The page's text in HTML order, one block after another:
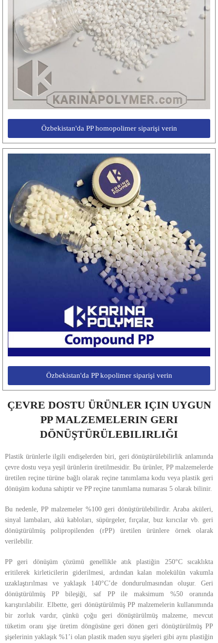
Özbekistan'da PP homopolimer siparişi verin
Özbekistan'da PP kopolimer siparişi verin
ÇEVRE DOSTU ÜRÜNLER IÇIN UYGUN
PP MALZEMELERIN GERI
DÖNÜŞTÜRÜLEBILIRLIĞI
Plastik ürünlerle ilgili endişelerden biri, geri dönüştürülebilirlik anlamında
çevre dostu veya yeşil ürünlerin üretilmesidir. Bu ürünler, PP malzemelerde
üretilen reçine türüne bağlı olarak reçine tanımlama kodu veya plastik geri
dönüşüm koduna sahiptir ve PP reçine tanımlama numarası 5 olarak bilinir.
Bu nedenle, PP malzemeler %100 geri dönüştürülebilirdir. Araba aküleri,
sinyal lambaları, akü kabloları, süpürgeler, fırçalar, buz kırıcılar vb. geri
dönüştürülmüş polipropilenden (rPP) üretilen ürünlere örnek olarak
verilebilir.
PP geri dönüşüm çözümü genellikle atık plastiğin 250°C sıcaklıkta
eritilerek kirleticilerin giderilmesi, ardından kalan molekülün vakumla
uzaklaştırılması ve yaklaşık 140°C’de dondurulmasından oluşur. Geri
dönüştürülmüş PP bileşiği, saf PP ile maksimum %50 oranında
karıştırılabilir. Elbette, geri dönüştürülmüş PP malzemelerin kullanımında
bir zorluk vardır, çünkü çoğu geri dönüştürülmüş malzeme, mevcut
tüketim oranı şişe üretim döngüsüne geri dönen geri dönüştürülmüş PP
şişelerinin yaklaşık %1’i olan plastik maden suyu şişeleri gibi aynı plastiğin